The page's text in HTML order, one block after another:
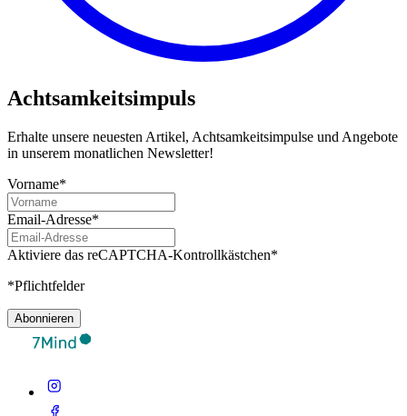
Achtsamkeitsimpuls
Erhalte unsere neuesten Artikel, Achtsamkeitsimpulse und Angebote
in unserem monatlichen Newsletter!
Vorname*
Email-Adresse*
Aktiviere das reCAPTCHA-Kontrollkästchen*
*Pflichtfelder
Abonnieren